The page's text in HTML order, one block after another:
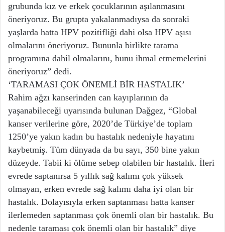
grubunda kız ve erkek çocuklarının aşılanmasını
öneriyoruz. Bu grupta yakalanmadıysa da sonraki
yaşlarda hatta HPV pozitifliği dahi olsa HPV aşısı
olmalarını öneriyoruz. Bununla birlikte tarama
programına dahil olmalarını, bunu ihmal etmemelerini
öneriyoruz” dedi.
‘TARAMASI ÇOK ÖNEMLİ BİR HASTALIK’
Rahim ağzı kanserinden can kayıplarının da
yaşanabileceği uyarısında bulunan Dağgez, “Global
kanser verilerine göre, 2020’de Türkiye’de toplam
1250’ye yakın kadın bu hastalık nedeniyle hayatını
kaybetmiş. Tüm dünyada da bu sayı, 350 bine yakın
düzeyde. Tabii ki ölüme sebep olabilen bir hastalık. İleri
evrede saptanırsa 5 yıllık sağ kalımı çok yüksek
olmayan, erken evrede sağ kalımı daha iyi olan bir
hastalık. Dolayısıyla erken saptanması hatta kanser
ilerlemeden saptanması çok önemli olan bir hastalık. Bu
nedenle taraması çok önemli olan bir hastalık” diye